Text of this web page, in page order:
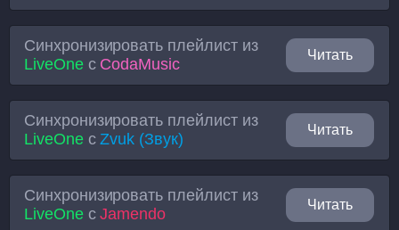
Синхронизировать плейлист из
LiveOneс CodaMusic
Читать
Синхронизировать плейлист из
LiveOneсZvuk (Звук)
Читать
Синхронизировать плейлист из
LiveOneсJamendo
Читать